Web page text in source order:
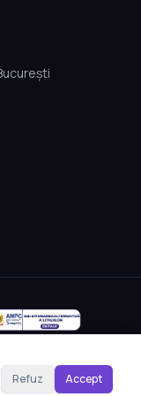
Refuz Accept
Made with Emergent